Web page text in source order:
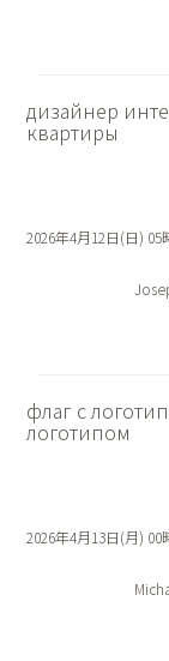
дизайнер
квартиры
2026年4月12日(日) 05
флаг с
логотипом
2026年4月13日(月) 00